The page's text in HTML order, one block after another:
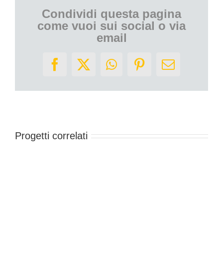
Condividi questa pagina
come vuoi sui social o via
email
Facebook
X WhatsApp
PinterestEmail
Progetti correlati